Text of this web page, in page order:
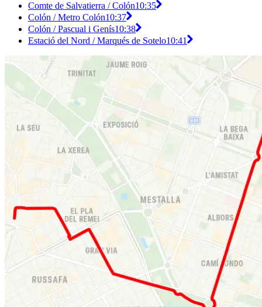
Comte de Salvatierra / Colón10:35
Colón / Metro Colón10:37
Colón / Pascual i Genís10:38
Estació del Nord / Marqués de Sotelo10:41